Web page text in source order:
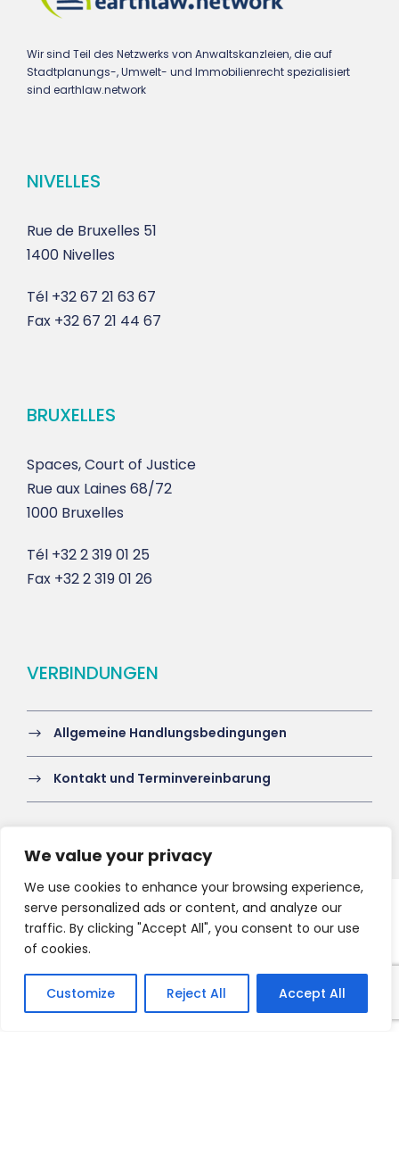
We value your privacy
We use cookies to enhance your browsing experience,
serve personalized ads or content, and analyze our
traffic. By clicking "Accept All", you consent to our use
of cookies.
Customize Reject All Accept All
Wir sind Teil des Netzwerks von Anwaltskanzleien, die auf
Stadtplanungs-, Umwelt- und Immobilienrecht spezialisiert
sind earthlaw.network
NIVELLES
Rue de Bruxelles 51
1400 Nivelles
Tél +32 67 21 63 67
Fax +32 67 21 44 67
BRUXELLES
Spaces, Court of Justice
Rue aux Laines 68/72
1000 Bruxelles
Tél +32 2 319 01 25
Fax +32 2 319 01 26
VERBINDUNGEN
Allgemeine Handlungsbedingungen
Kontakt und Terminvereinbarung
Copyright 2021 HV-A, All Right Reserved